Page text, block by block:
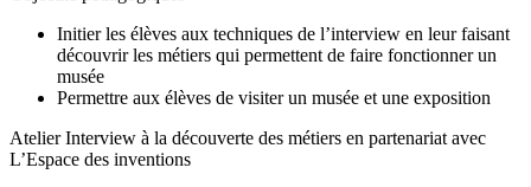
Initier les élèves aux techniques de l’interview en leur faisant
découvrir les métiers qui permettent de faire fonctionner un
musée
Permettre aux élèves de visiter un musée et une exposition
Atelier Interview à la découverte des métiers en partenariat avec
L’Espace des inventions